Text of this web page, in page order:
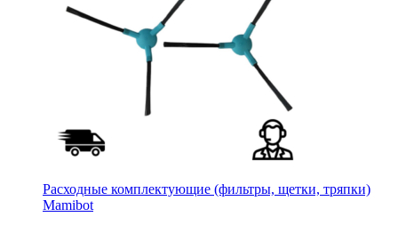
Расходные комплектующие (фильтры, щетки, тряпки)
Mamibot